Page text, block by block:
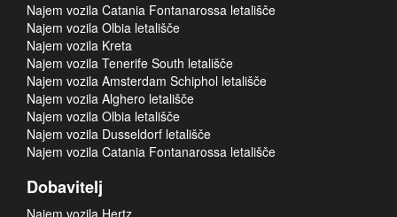
Najem vozila Catania Fontanarossa letališče
Najem vozila Olbia letališče
Najem vozila Kreta
Najem vozila Tenerife South letališče
Najem vozila Amsterdam Schiphol letališče
Najem vozila Alghero letališče
Najem vozila Olbia letališče
Najem vozila Dusseldorf letališče
Najem vozila Catania Fontanarossa letališče
Dobavitelj
Najem vozila Hertz